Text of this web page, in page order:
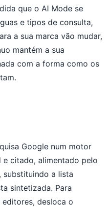
que o AI Mode se
e tipos de consulta,
a sua marca vão mudar,
mantém a sua
com a forma como os
Google num motor
citado, alimentado pelo
substituindo a lista
sintetizada. Para
desloca o